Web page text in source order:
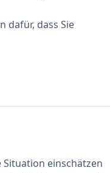
dafür, dass Sie
Situation einschätzen